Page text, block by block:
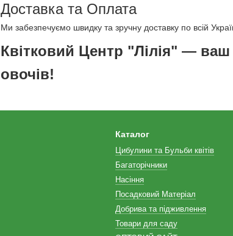
Доставка та Оплата
Ми забезпечуємо швидку та зручну доставку по всій
Квітковий Центр "Лілія" —
овочів!
Каталог
Цибулини та Бульби квітів
Багаторічники
Насіння
Посадковий Матеріал
Добрива та підживлення
Товари для саду